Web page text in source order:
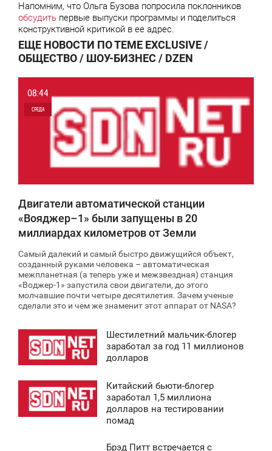
Напомним, что Ольга Бузова попросила поклонников
обсудить первые выпуски программы и поделиться
конструктивной критикой в ее адрес.
ЕЩЕ НОВОСТИ ПО ТЕМЕ EXCLUSIVE /
ОБЩЕСТВО / ШОУ-БИЗНЕС / DZEN
08:44
СРЕДА
Двигатели автоматической станции
«Вояджер–1» были запущены в 20
миллиардах километров от Земли
Самый далекий и самый быстро движущийся объект,
созданный руками человека – автоматическая
межпланетная (а теперь уже и межзвездная) станция
«Воджер-1» запустила свои двигатели, до этого
молчавшие почти четыре десятилетия. Зачем ученые
сделали это и чем же знаменит этот аппарат от NASA?
Шестилетний мальчик-блогер
заработал за год 11 миллионов
долларов
Китайский бьюти-блогер
заработал 1,5 миллиона
долларов на тестировании
помад
Брэд Питт встречается с